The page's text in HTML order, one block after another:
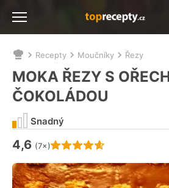
Nacházíte
se
zde:
Recepty Moučníky Řezy
MOKA ŘEZY S
ČOKOLÁDOU
Hodnocení receptu je
4,6 (7×)
Snadný